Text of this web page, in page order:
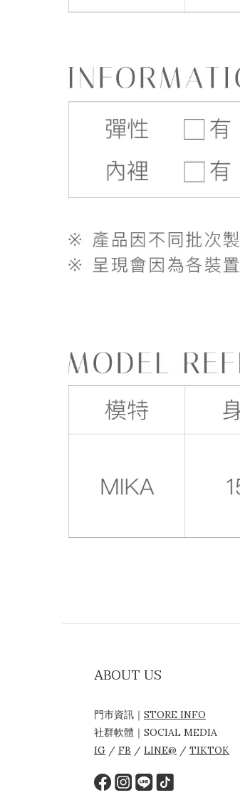
ABOUT US
門市資訊｜ STORE INFO
社群軟體｜SOCIAL MEDIA
IG / FB / LINE@ / TIKTOK